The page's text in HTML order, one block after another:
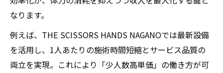
なります。
例えば、THE SCISSORS HANDS NAGANOでは最新設備
を活用し、1人あたりの施術時間短縮とサービス品質の
両立を実現。これにより「少人数高単価」の働き方が可